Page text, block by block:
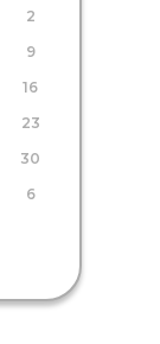
2
9
16
23
30
6